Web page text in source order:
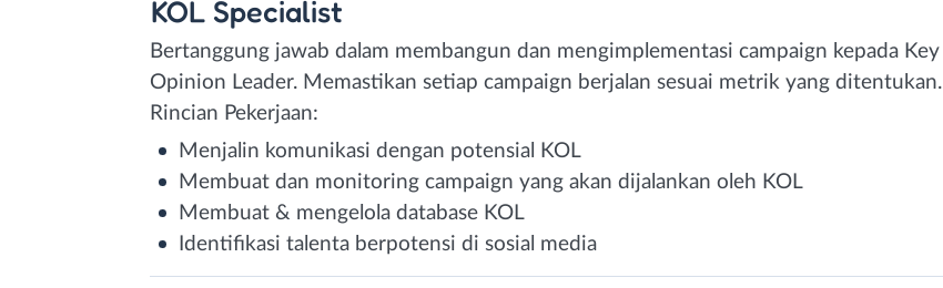
KOL Specialist
Bertanggung jawab dalam membangun dan mengimplementasi campaign kepada Key
Opinion Leader. Memastikan setiap campaign berjalan sesuai metrik yang ditentukan.
Rincian Pekerjaan:
Menjalin komunikasi dengan potensial KOL
Membuat dan monitoring campaign yang akan dijalankan oleh KOL
Membuat & mengelola database KOL
Identifikasi talenta berpotensi di sosial media